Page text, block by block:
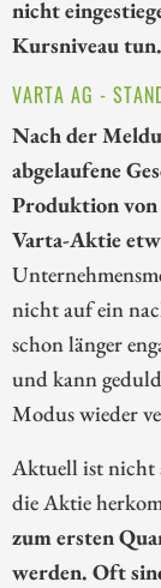
nicht
Kursniveau tun.
VARTA AG -
Nach der
abgelaufene
Produktion
Varta-Aktie
nicht auf ein
schon länger
und kann
Modus wieder
Aktuell ist nicht
die Aktie
zum ersten
werden. Oft